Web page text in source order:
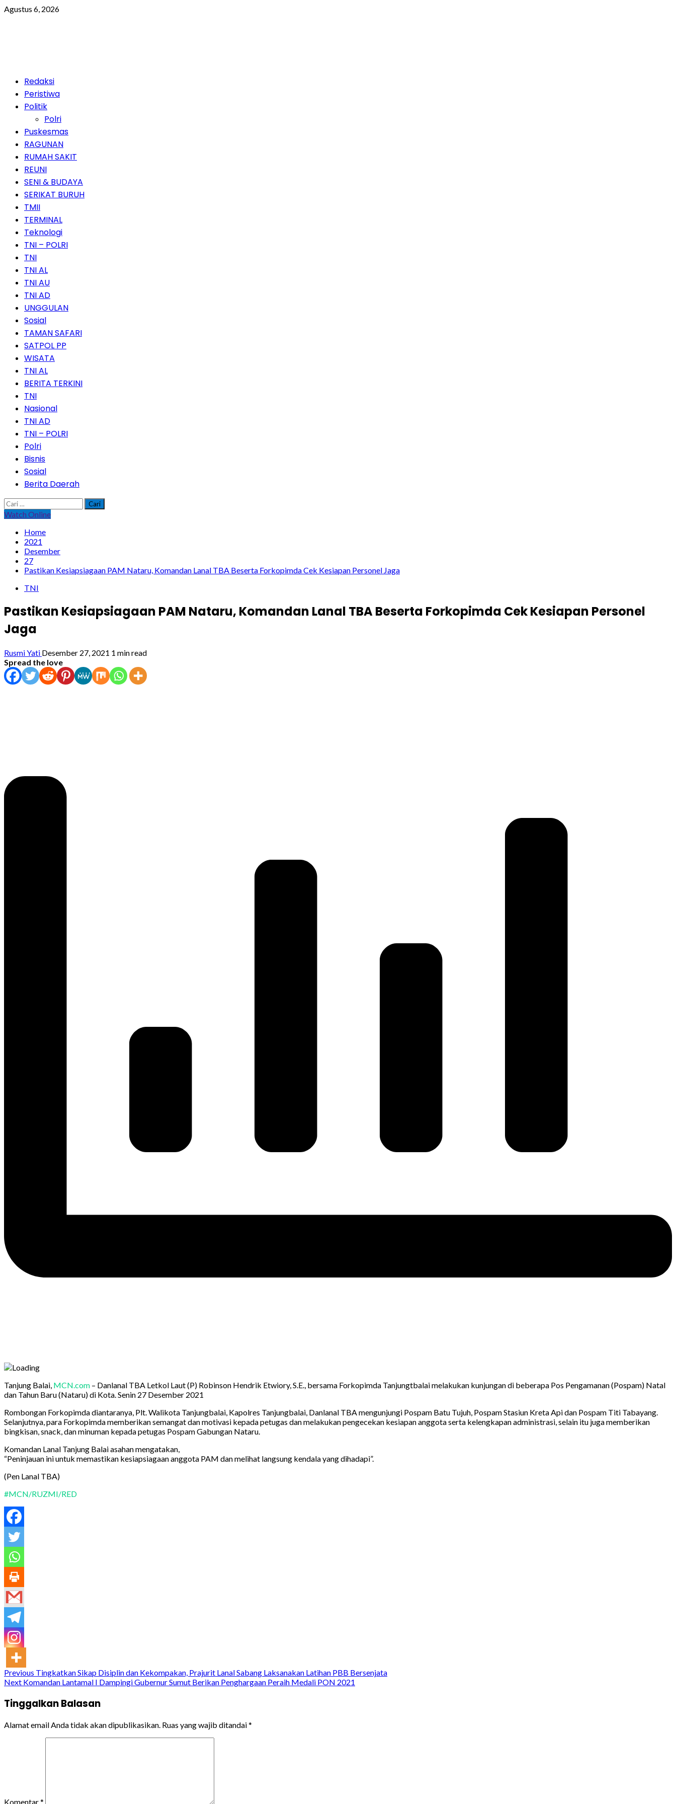
Skip
Agustus 6, 2026
PrimaryRedaksi
Peristiwa
Politik
Polri
Puskesmas
RAGUNAN
RUMAH SAKIT
REUNI
SENI & BUDAYA
SERIKAT BURUH
TMII
TERMINAL
Teknologi
TNI – POLRI
TNI
TNI AL
TNI AU
TNI AD
UNGGULAN
Sosial
TAMAN SAFARI
SATPOL PP
WISATA
TNI AL
BERITA TERKINI
TNI
Nasional
TNI AD
TNI – POLRI
Polri
Bisnis
Sosial
Berita Daerah
Cari
untuk:
Watch Online
Home
2021
Desember
27
Pastikan Kesiapsiagaan PAM Nataru, Komandan Lanal TBA Beserta Forkopimda Cek Kesiapan Personel Jaga
TNI
Pastikan Kesiapsiagaan PAM Nataru, Komandan Lanal TBA Beserta Forkopimda Cek Kesiapan Personel
Jaga
Rusmi Yati Desember 27, 2021 1 min read
Spread the love
Tanjung Balai, MCN.com – Danlanal TBA Letkol Laut (P) Robinson Hendrik Etwiory, S.E., bersama Forkopimda Tanjungtbalai melakukan kunjungan di beberapa Pos Pengamanan (Pospam) Natal
dan Tahun Baru (Nataru) di Kota. Senin 27 Desember 2021
Rombongan Forkopimda diantaranya, Plt. Walikota Tanjungbalai, Kapolres Tanjungbalai, Danlanal TBA mengunjungi Pospam Batu Tujuh, Pospam Stasiun Kreta Api dan Pospam Titi Tabayang.
Selanjutnya, para Forkopimda memberikan semangat dan motivasi kepada petugas dan melakukan pengecekan kesiapan anggota serta kelengkapan administrasi, selain itu juga memberikan
bingkisan, snack, dan minuman kepada petugas Pospam Gabungan Nataru.
Komandan Lanal Tanjung Balai asahan mengatakan,
“Peninjauan ini untuk memastikan kesiapsiagaan anggota PAM dan melihat langsung kendala yang dihadapi”.
(Pen Lanal TBA)
#MCN/RUZMI/RED
Continue
Previous Tingkatkan Sikap Disiplin dan Kekompakan, Prajurit Lanal Sabang Laksanakan Latihan PBB Bersenjata
Next Komandan Lantamal I Dampingi Gubernur Sumut Berikan Penghargaan Peraih Medali PON 2021
Tinggalkan Balasan
Alamat email Anda tidak akan dipublikasikan. Ruas yang wajib ditandai*
Komentar*